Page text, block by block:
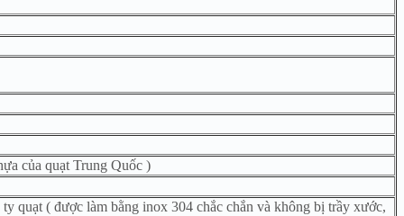
của quạt Trung Quốc )
quạt ( được làm bằng inox 304 chắc chắn và không bị trầy xước,